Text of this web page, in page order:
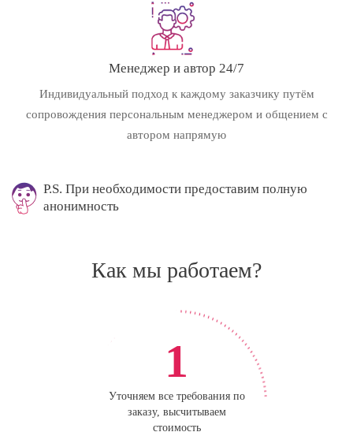
Менеджер и автор 24/7
Индивидуальный подход к каждому заказчику путём
сопровождения персональным менеджером и общением с
автором напрямую
P.S. При необходимости предоставим полную
анонимность
Как мы работаем?
1
Уточняем все требования по
заказу, высчитываем
стоимость